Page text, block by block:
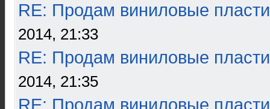
RE: Продам виниловые
2014, 21:33
RE: Продам виниловые
2014, 21:35
RE: Продам виниловые